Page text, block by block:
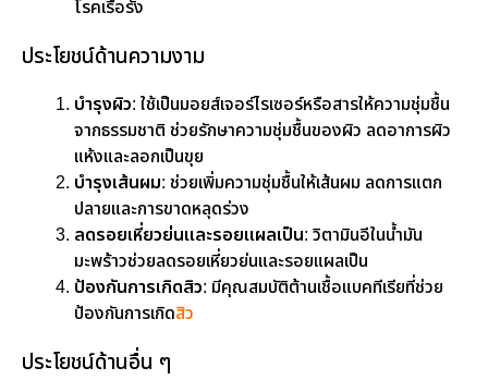
โรคเรื้อรัง
ประโยชน์ด้านความงาม
บำรุงผิว: ใช้เป็นมอยส์เจอร์ไรเซอร์หรือสารให้ความชุ่มชื้น
จากธรรมชาติ ช่วยรักษาความชุ่มชื้นของผิว ลดอาการผิว
แห้งและลอกเป็นขุย
บำรุงเส้นผม: ช่วยเพิ่มความชุ่มชื้นให้เส้นผม ลดการแตก
ปลายและการขาดหลุดร่วง
ลดรอยเหี่ยวย่นและรอยแผลเป็น: วิตามินอีในน้ำมัน
มะพร้าวช่วยลดรอยเหี่ยวย่นและรอยแผลเป็น
ป้องกันการเกิดสิว: มีคุณสมบัติต้านเชื้อแบคทีเรียที่ช่วย
ป้องกันการเกิดสิว
ประโยชน์ด้านอื่น ๆ